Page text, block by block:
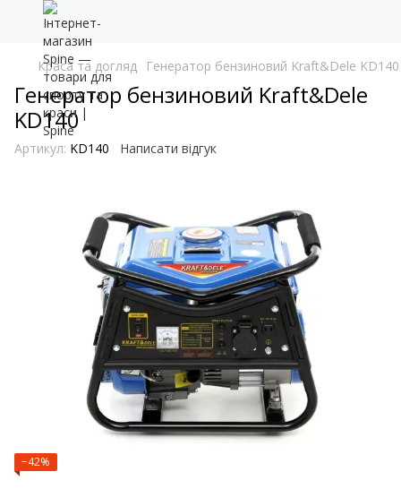
Краса та догляд Генератор бензиновий Kraft&Dele KD140
Генератор бензиновий Kraft&Dele
KD140
Артикул: KD140 Написати відгук
−42%